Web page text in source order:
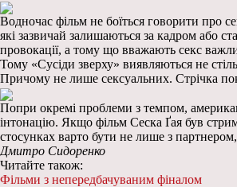
Водночас фільм не боїться говорити про
які зазвичай залишаються за кадром або
провокації, а тому що вважають секс
Тому «Сусіди зверху» виявляються не
Причому не лише сексуальних. Стрічка
Попри окремі проблеми з темпом,
інтонацію. Якщо фільм Сеска Ґая був
стосунках варто бути не лише з
Дмитро Сидоренко
Читайте також:
Фільми з непередбачуваним фіналом